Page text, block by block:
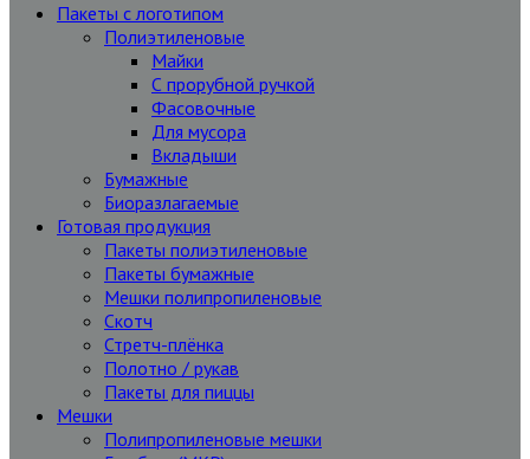
Пакеты с логотипом
Полиэтиленовые
Майки
С прорубной ручкой
Фасовочные
Для мусора
Вкладыши
Бумажные
Биоразлагаемые
Готовая продукция
Пакеты полиэтиленовые
Пакеты бумажные
Мешки полипропиленовые
Скотч
Стретч-плёнка
Полотно / рукав
Пакеты для пиццы
Мешки
Полипропиленовые мешки